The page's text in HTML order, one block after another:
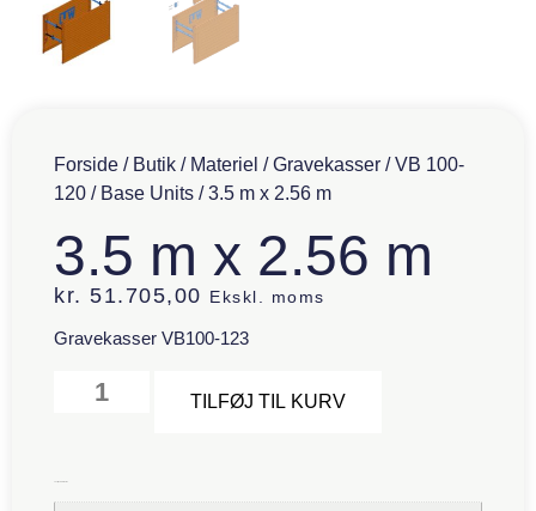
Forside / Butik / Materiel /Gravekasser /VB 100-
120 / Base Units / 3.5 m x 2.56 m
3.5 m x 2.56 m
kr. 51.705,00 Ekskl. moms
Gravekasser VB100-123
TILFØJ TIL KURV